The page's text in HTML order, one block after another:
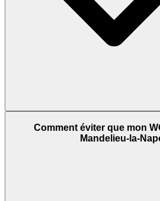
Comment éviter que mon
Mandelieu-la-